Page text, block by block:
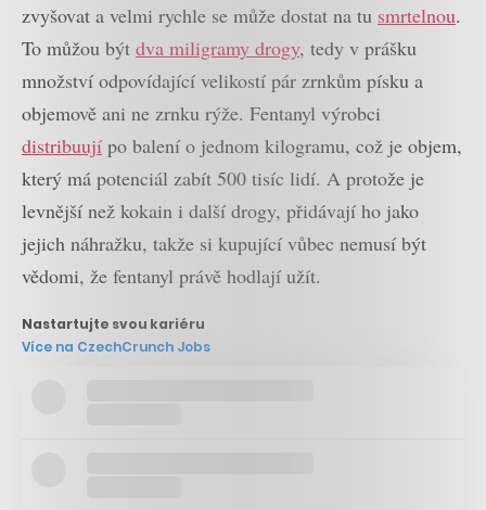
zvyšovat a velmi rychle se může dostat na tu smrtelnou.
To můžou být dva miligramy drogy, tedy v prášku
množství odpovídající velikostí pár zrnkům písku a
objemově ani ne zrnku rýže. Fentanyl výrobci
distribuují po balení o jednom kilogramu, což je objem,
který má potenciál zabít 500 tisíc lidí. A protože je
levnější než kokain i další drogy, přidávají ho jako
jejich náhražku, takže si kupující vůbec nemusí být
vědomi, že fentanyl právě hodlají užít.
Nastartujte svou kariéru
Více na CzechCrunch Jobs